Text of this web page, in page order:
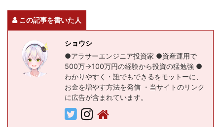
この記事を書いた人
ショウシ
●アラサーエンジニア投資家 ●資産運用で
500万→100万円の経験から投資の猛勉強 ●
わかりやすく・誰でもできるをモットーに、
お金を増やす方法を発信 ・当サイトのリンク
に広告が含まれています。